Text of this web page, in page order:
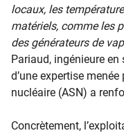
locaux, les
matériels, comme les
des générateurs de
Pariaud, ingénieure en
d’une expertise menée
nucléaire (ASN) a
Concrètement,